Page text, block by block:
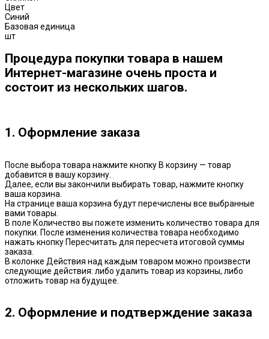
Цвет
Синий
Базовая единица
шт
Процедура покупки товара в нашем
Интернет-магазине очень проста и
состоит из нескольких шагов.
1. Оформление заказа
После выбора товара нажмите кнопку В корзину — товар
добавится в вашу корзину.
Далее, если вы закончили выбирать товар, нажмите кнопку
ваша корзина.
На странице ваша корзина будут перечислены все выбранные
вами товары.
В поле Количество вы пожете изменить количество товара для
покупки. После изменения количества товара необходимо
нажать кнопку Пересчитать для пересчета итоговой суммы
заказа.
В колонке Действия над каждым товаром можно произвести
следующие действия: либо удалить товар из корзины, либо
отложить товар на будущее.
2. Оформление и подтверждение заказа